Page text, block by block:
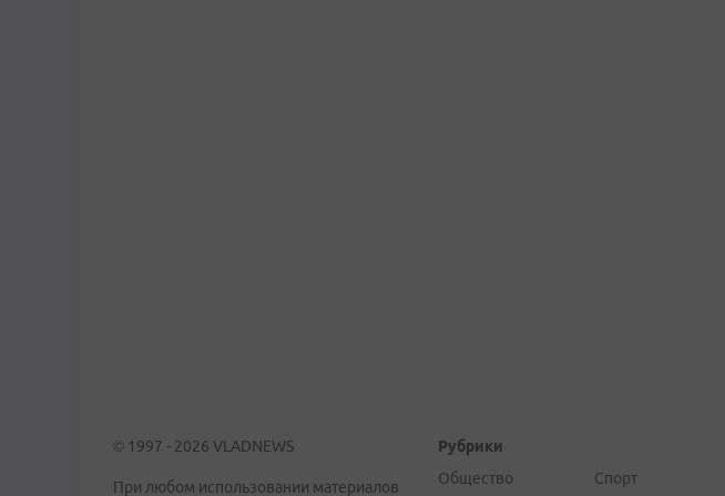
© 1997 - 2026 VLADNEWS
При любом использовании материалов
Рубрики
Общество
Спорт